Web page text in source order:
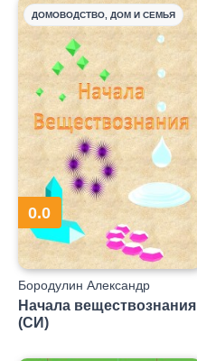
ДОМОВОДСТВО, ДОМ И СЕМЬЯ
0.0
Бородулин Александр
Иванович "saci"
Начала веществознания
(СИ)